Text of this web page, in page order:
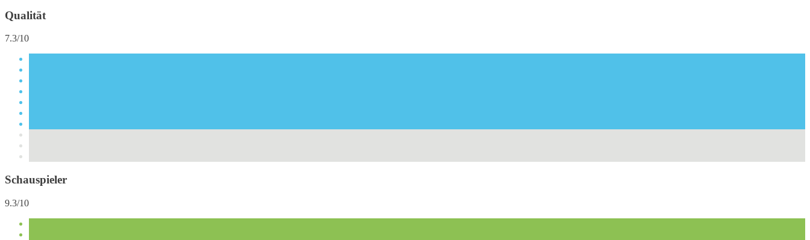
Qualität
7.3/10
Schauspieler
9.3/10